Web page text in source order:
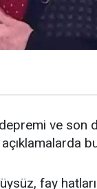
ve son
fay